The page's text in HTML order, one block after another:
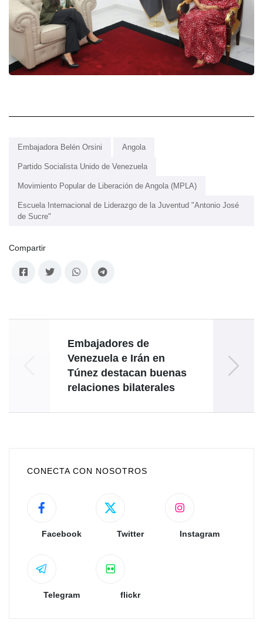
Embajadora Belén Orsini Angola
Partido Socialista Unido de Venezuela
Movimiento Popular de Liberación de Angola (MPLA)
Escuela Internacional de Liderazgo de la Juventud "Antonio José
de Sucre"
Compartir
Embajadores de
Venezuela e Irán en
Túnez destacan buenas
relaciones bilaterales
CONECTA CON NOSOTROS
Facebook Twitter Instagram
Telegram flickr